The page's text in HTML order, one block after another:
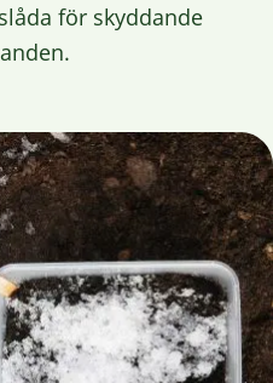
för skyddande